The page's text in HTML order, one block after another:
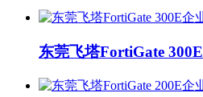
东莞飞塔FortiGate